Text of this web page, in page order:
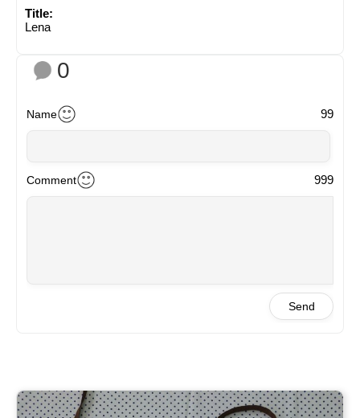
Title:
Lena
0
Name 99
Comment 999
Send